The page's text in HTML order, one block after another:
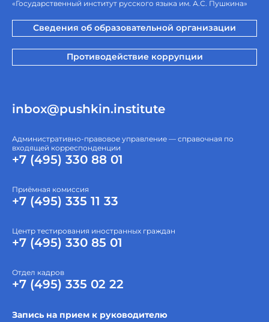
«Государственный институт русского языка им. А.С. Пушкина»
Сведения об образовательной организации
Противодействие коррупции
inbox@pushkin.institute
Административно-правовое управление — справочная по
входящей корреспонденции
+7 (495) 330 88 01
Приёмная комиссия
+7 (495) 335 11 33
Центр тестирования иностранных граждан
+7 (495) 330 85 01
Отдел кадров
+7 (495) 335 02 22
Запись на прием к руководителю